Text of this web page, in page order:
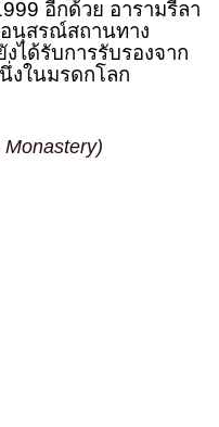
อีกด้วย อารามรีลา
นุสรณ์สถานทาง
ได้รับการรับรองจาก
งในมรดกโลก
Monastery)